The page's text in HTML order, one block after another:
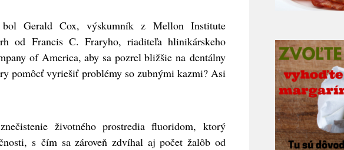
ol Gerald Cox, výskumník z Mellon Institute
od Francis C. Fraryho, riaditeľa hlinikárskeho
of America, aby sa pozrel bližšie na dentálny
pomôcť vyriešiť problémy so zubnými kazmi? Asi
životného prostredia fluoridom, ktorý
s čím sa zároveň zdvíhal aj počet žalôb od